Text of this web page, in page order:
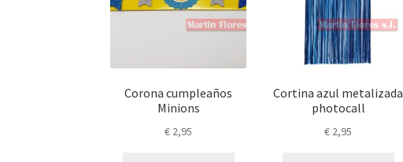
Corona cumpleaños
Minions
€ 2,95
Cortina azul metalizada
photocall
€ 2,95